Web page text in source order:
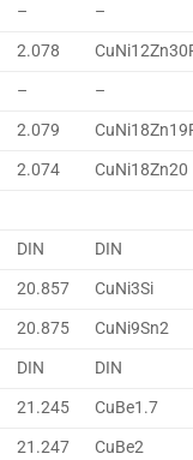
–
–
2.078
–
–
2.079
2.074
CuNi18Zn20
DIN
DIN
20.857
CuNi3Si
20.875
CuNi9Sn2
DIN
DIN
21.245
CuBe1.7
21.247
CuBe2